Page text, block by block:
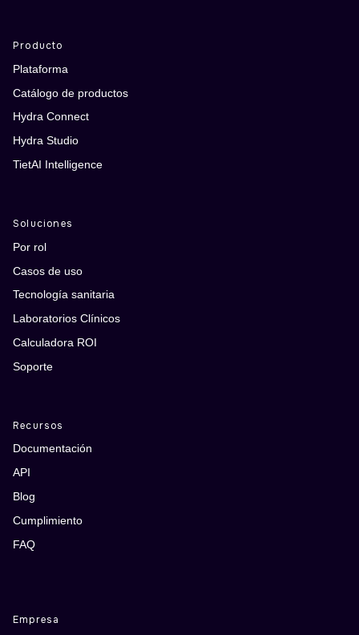
Producto
Plataforma
Catálogo de productos
Hydra Connect
Hydra Studio
TietAI Intelligence
Soluciones
Por rol
Casos de uso
Tecnología sanitaria
Laboratorios Clínicos
Calculadora ROI
Soporte
Recursos
Documentación
API
Blog
Cumplimiento
FAQ
Empresa